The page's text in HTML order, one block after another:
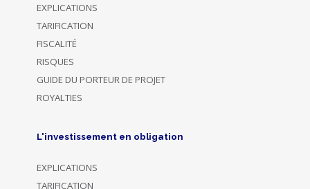
EXPLICATIONS
TARIFICATION
FISCALITÉ
RISQUES
GUIDE DU PORTEUR DE PROJET
ROYALTIES
L'investissement en obligation
EXPLICATIONS
TARIFICATION